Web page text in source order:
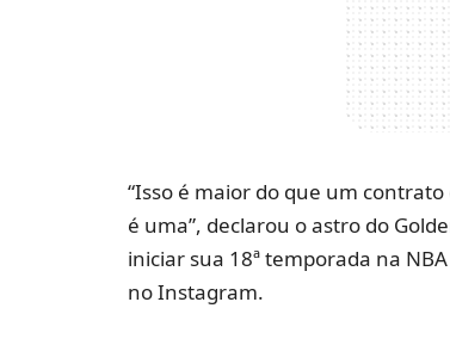
“Isso é maior do que um
é uma”, declarou o astro do
iniciar sua 18ª temporada na
no Instagram.